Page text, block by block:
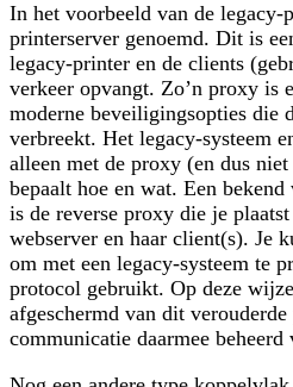
In het voorbeeld van de legacy-
printerserver genoemd. Dit is
legacy-printer en de clients
verkeer opvangt. Zo’n proxy is
moderne beveiligingsopties die
verbreekt. Het legacy-systeem
alleen met de proxy (en dus
bepaalt hoe en wat. Een
is de reverse proxy die je
webserver en haar client(s). Je
om met een legacy-systeem te
protocol gebruikt. Op deze
afgeschermd van dit
communicatie daarmee beheerd